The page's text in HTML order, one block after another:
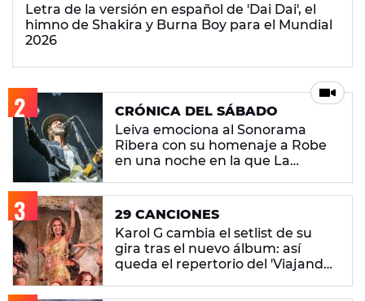
Letra de la versión en español de 'Dai Dai', el
himno de Shakira y Burna Boy para el Mundial
2026
CRÓNICA DEL SÁBADO
Leiva emociona al Sonorama
Ribera con su homenaje a Robe
en una noche en la que La
29 CANCIONES
Karol G cambia el setlist de su
gira tras el nuevo álbum: así
queda el repertorio del 'Viajando